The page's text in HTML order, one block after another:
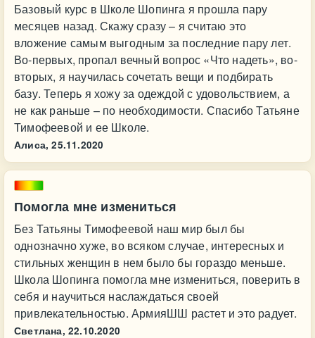
Базовый курс в Школе Шопинга я прошла пару
месяцев назад. Скажу сразу – я считаю это
вложение самым выгодным за последние пару лет.
Во-первых, пропал вечный вопрос «Что надеть», во-
вторых, я научилась сочетать вещи и подбирать
базу. Теперь я хожу за одеждой с удовольствием, а
не как раньше – по необходимости. Спасибо Татьяне
Тимофеевой и ее Школе.
Алиса, 25.11.2020
Помогла мне измениться
Без Татьяны Тимофеевой наш мир был бы
однозначно хуже, во всяком случае, интересных и
стильных женщин в нем было бы гораздо меньше.
Школа Шопинга помогла мне измениться, поверить в
себя и научиться наслаждаться своей
привлекательностью. АрмияШШ растет и это радует.
Светлана, 22.10.2020